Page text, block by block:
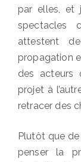
par elles, et
spectacles
attestent
propagation
des acteurs
projet à
retracer des
Plutôt que
penser la